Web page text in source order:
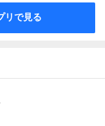
リで見る